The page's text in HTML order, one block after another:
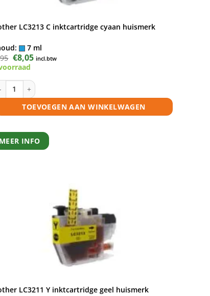
aantal
LC3213 C inktcartridge cyaan huismerk
7 ml
Oorspronkelijke
prijs
was:
€8,05Huidige
prijs
incl.btw
LC3213 C inktcartridge cyaan huismerk aantal
TOEVOEGEN AAN WINKELWAGEN
MEER INFO
LC3211 Y inktcartridge geel huismerk